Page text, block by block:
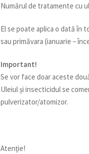
Numărul de tratamente cu
El se poate aplica o dată în
sau primăvara (ianuarie –
Important!
Se vor face doar aceste
Uleiul și insecticidul se
pulverizator/atomizor.
Atenţie!